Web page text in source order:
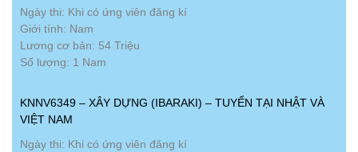
Ngày thi: Khi có ứng viên đăng kí
Giới tính: Nam
Lương cơ bản: 54 Triệu
Số lượng: 1 Nam
KNNV6349 – XÂY DỰNG (IBARAKI) – TUYỂN TẠI NHẬT VÀ
VIỆT NAM
Ngày thi: Khi có ứng viên đăng kí